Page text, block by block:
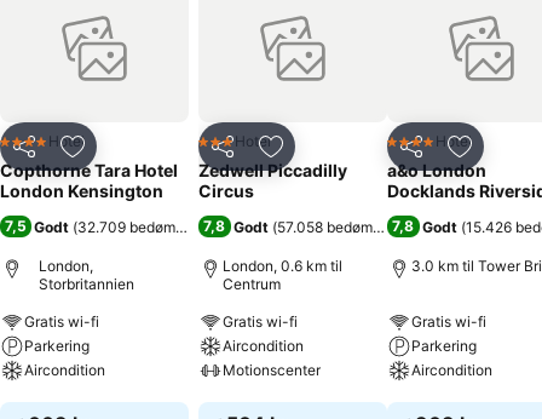
Del Føj til favoritter
4 StjernerHotel
Copthorne Tara Hotel
London Kensington
7,5 Godt (32.709 bedømmelser)
London,
Storbritannien
Gratis wi-fi
Parkering
Aircondition
Del Føj til favoritter
3 Stjerner
Hotel
Zedwell Piccadilly
Circus
7,8 Godt (57.058 bedømmelser )
London, 0.6 km til
Centrum
Gratis wi-fi
Aircondition
Motionscenter
Del Føj til
4 StjernerHotel
a&o London
Docklands
7,8 Godt (15.426
3.0 km til Tower
Gratis wi-fi
Parkering
Aircondition